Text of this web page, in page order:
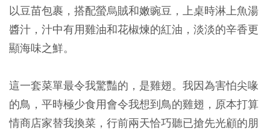
以豆苗包裹，搭配螢烏賊和嫩豌豆，上桌時淋上魚湯
醬汁，汁中有用雞油和花椒煉的紅油，淡淡的辛香更
顯海味之鮮。
這一套菜單最令我驚豔的，是雞翅。我因為害怕尖喙
的鳥，平時極少食用會令我想到鳥的雞翅，原本打算
情商店家替我換菜，行前兩天恰巧聽已搶先光顧的朋